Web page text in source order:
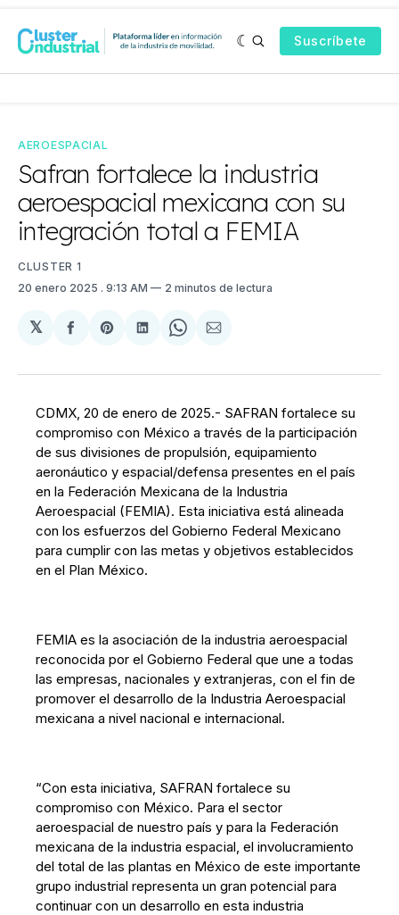
Suscríbete
AEROESPACIAL
Safran fortalece la industria
aeroespacial mexicana con su
integración total a FEMIA
CLUSTER 1
20 enero 2025 . 9:13 AM 2 minutos de lectura
𝕏
Compartir
Facebook
Share
Pinterest
Compartir
LinkedIn
Share
WhatsApp
Compartir
Email
CDMX, 20 de enero de 2025.- SAFRAN fortalece su
compromiso con México a través de la participación
de sus divisiones de propulsión, equipamiento
aeronáutico y espacial/defensa presentes en el país
en la Federación Mexicana de la Industria
Aeroespacial (FEMIA). Esta iniciativa está alineada
con los esfuerzos del Gobierno Federal Mexicano
para cumplir con las metas y objetivos establecidos
en el Plan México.
FEMIA es la asociación de la industria aeroespacial
reconocida por el Gobierno Federal que une a todas
las empresas, nacionales y extranjeras, con el fin de
promover el desarrollo de la Industria Aeroespacial
mexicana a nivel nacional e internacional.
“Con esta iniciativa, SAFRAN fortalece su
compromiso con México. Para el sector
aeroespacial de nuestro país y para la Federación
mexicana de la industria espacial, el involucramiento
del total de las plantas en México de este importante
grupo industrial representa un gran potencial para
continuar con un desarrollo en esta industria